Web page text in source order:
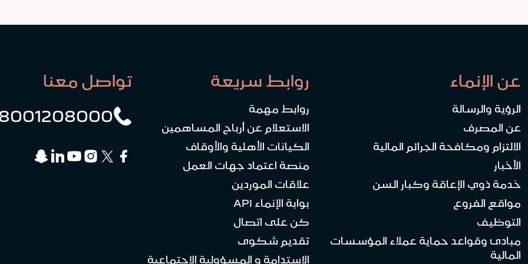
عن الإنماء
الرؤية والرسالة
عن المصرف
الالتزام ومكافحة الجرائم المالية
الأخبار
خدمة ذوي الإعاقة وكبار السن
مواقع الفروع
التوظيف
مبادئ وقواعد حماية عملاء المؤسسات
المالية
روابط سريعة
روابط مهمة
الاستعلام عن أرباح المساهمين
الكيانات الأهلية والأوقاف
منصة اعتماد جهات العمل
علاقات الموردين
بوابة الإنماء API
كن على اتصال
تقديم شكوى
الاستدامة و المسؤولية الاجتماعية
تواصل معنا